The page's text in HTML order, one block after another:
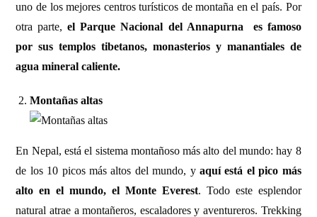
uno de los mejores centros turísticos de montaña en el país. Por
otra parte,el Parque Nacional del Annapurna es famoso
por sus templos tibetanos, monasterios y manantiales de
agua mineral caliente.
Montañas altas
En Nepal, está el sistema montañoso más alto del mundo: hay 8
de los 10 picos más altos del mundo, y aquí está el pico más
alto en el mundo, el Monte Everest. Todo este esplendor
natural atrae a montañeros, escaladores y aventureros. Trekking